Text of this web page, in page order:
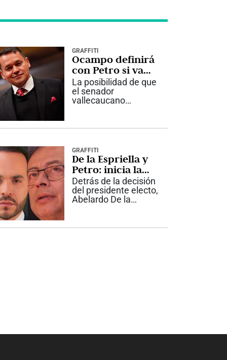
GRAFFITI
Ocampo definirá
con Petro si va
por la Alcaldía de
Cali
La posibilidad de que
el senador
vallecaucano
para aspirar a la
completamente
abierta. Aunque
recientemente
asumió como
senador para el
periodo...
GRAFFITI
De la Espriella y
Petro: inicia la
disputa por Cali
Detrás de la decisión
del presidente electo,
Abelardo De la
próximo 7 de agosto